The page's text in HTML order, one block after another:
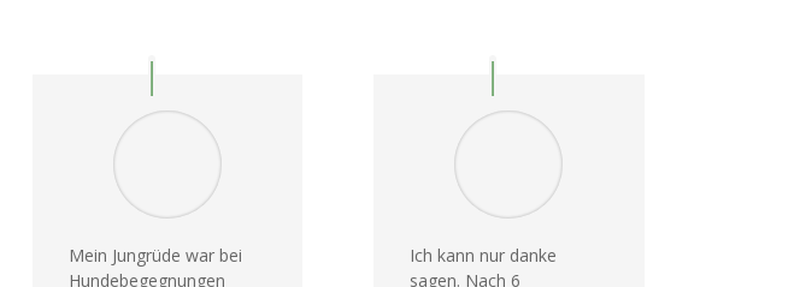
Mein Jungrüde war bei
Hundebegegnungen
Ich kann nur danke
sagen. Nach 6